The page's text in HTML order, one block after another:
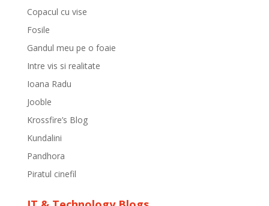
Copacul cu vise
Fosile
Gandul meu pe o foaie
Intre vis si realitate
Ioana Radu
Jooble
Krossfire’s Blog
Kundalini
Pandhora
Piratul cinefil